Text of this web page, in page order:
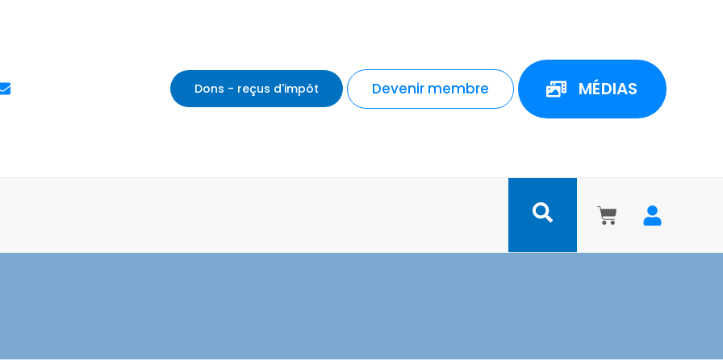
E
n
Dons - reçus d'impôt Devenir membre MÉDIAS